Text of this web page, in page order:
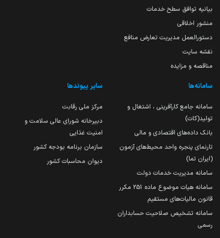
بیانیه توافق سطح خدمات
منشور اخلاقی
دستورالعمل مدیریت تعارض منافع
نقشه سایت
مناقصه و مزایده
سامانه‌ها
سامانه جامع کارآفرینی ، اشتغال و
تولید(کات)
بانک داده‌های اقتصادی و مالی
تارنمای پنجره واحد محیط‌های آزمون
(ایران تما)
سامانه مدیریت خدمات دولت
سامانه هیات موضوع ماده 251 مکرر
قانون مالیات‌های مستقیم
سامانه تشخیص صلاحیت حسابداران
رسمی
سایر پیوندها
مرکز ملی رقابت
دبیرخانه شورای عالی سلامت و
امنیت غذایی
سازمان برنامه بودجه کشور
دیوان محاسبات کشور